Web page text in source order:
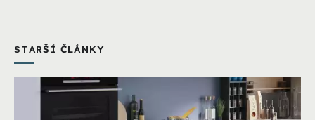
STARŠÍ ČLÁNKY